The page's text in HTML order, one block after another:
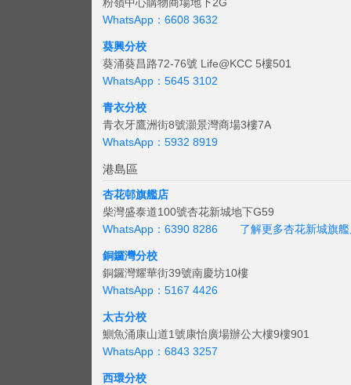
WhatsApp：6608 3632
葵興分校
葵涌葵昌路72-76號 Life@KCC 5樓501
WhatsApp：5645 3102
青衣分校
青衣牙鷹洲街8號灝景灣商場3樓7A
WhatsApp：5932 8919
港島區
杏花邨旗艦店
柴灣盛泰道100號杏花新城地下G59
WhatsApp：6390 8286
了解更多杏花新城旗
銅鑼灣分校
銅鑼灣耀華街39號南慶坊10樓
WhatsApp：5167 4426
太古分校
鰂魚涌康山道1號康怡廣場辦公大樓9樓901
WhatsApp：6843 3257
西環分校